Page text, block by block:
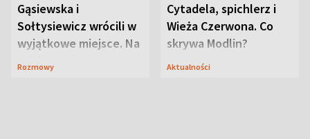
Gąsiewska i
Sołtysiewicz wrócili w
wyjątkowe miejsce. Na
szlaku czekał
Rozmowy
Cytadela, spichlerz i
Wieża Czerwona. Co
skrywa Modlin?
Aktualności